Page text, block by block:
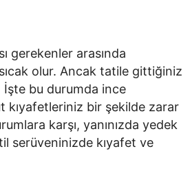
gerekenler arasında
olur. Ancak tatile gittiğiniz
İşte bu durumda ince
kıyafetleriniz bir şekilde zarar
karşı, yanınızda yedek
serüveninizde kıyafet ve